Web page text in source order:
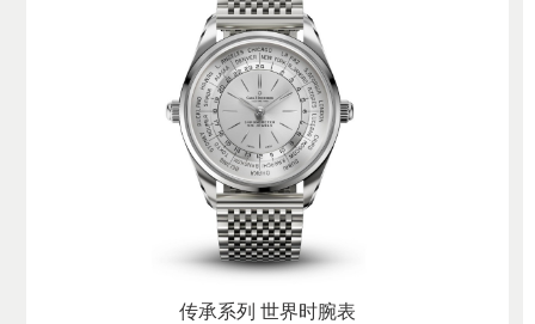
传承系列 世界时腕表